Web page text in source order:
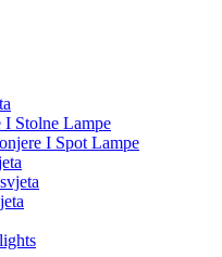
I Stolne Lampe
I Spot Lampe